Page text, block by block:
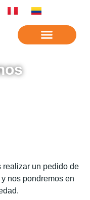
realizar un pedido de
nos pondremos en